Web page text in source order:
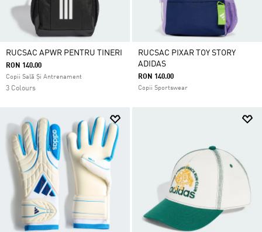
RUCSAC APWR PENTRU TINERI
RON 140.00
Copii Sală Și Antrenament
3 Colours
RUCSAC PIXAR TOY STORY
ADIDAS
RON 140.00
Copii Sportswear